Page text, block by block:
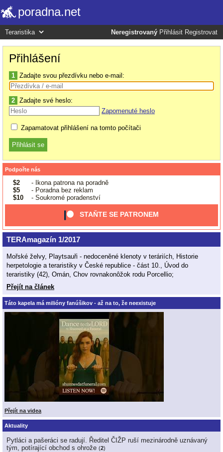
poradna.net
Neregistrovaný Přihlásit Registrovat
Přihlášení
1 Zadajte svou přezdívku nebo e-mail:
2 Zadajte své heslo:
Zapomenuté heslo
Zapamatovat přihlášení na tomto počítači
Podpořte nás
$2
- Ikona patrona na poradně
$5
- Poradna bez reklam
$10
- Soukromé poradenství
STAŇTE SE PATRONEM
TERAmagazín 1/2017
Mořské želvy, Playtsauři - nedoceněné klenoty v teráriích, Historie
herpetologie a teraristiky v České republice - část 10., Úvod do
teraristiky (42), Omán, Chov rovnakonôžok rodu Porcellio;
Přejít na článek
Táto kapela má milióny fanúšikov - až na to, že neexistuje
Přejít na videa
Aktuality
Pytláci a pašeráci se radují. Ředitel ČIŽP ruší mezinárodně uznávaný
tým, potírající obchod s ohrože (2)